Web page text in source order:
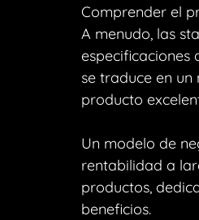
Comprender el
A menudo, las
especificaciones
se traduce en un
producto
Un modelo de
rentabilidad a
productos,
beneficios.